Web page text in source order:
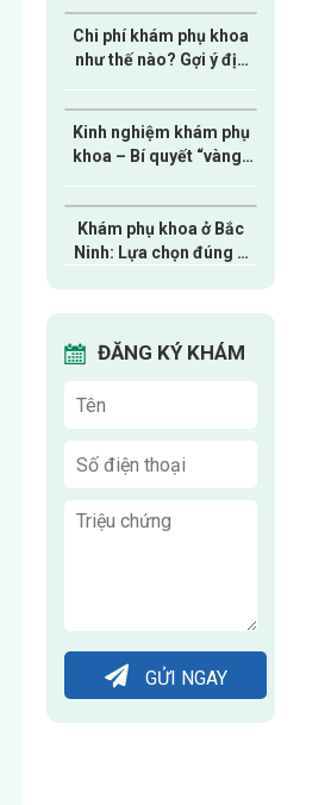
Chi phí khám phụ khoa
như thế nào? Gợi ý địa
tiết kiệm
Kinh nghiệm khám phụ
khoa – Bí quyết “vàng”
biết
Khám phụ khoa ở Bắc
Ninh: Lựa chọn đúng –
ĐĂNG KÝ KHÁM
GỬI NGAY